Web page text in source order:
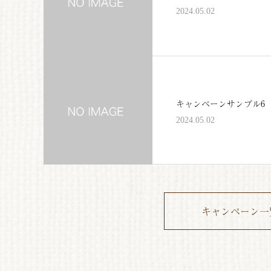
2024.05.02
キャンペーンサンプル6
2024.05.02
キャンペーン